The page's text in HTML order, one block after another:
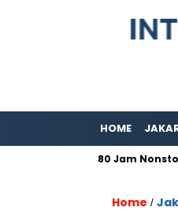
HOME
Layanan 80 Jam Nonstop
Home /